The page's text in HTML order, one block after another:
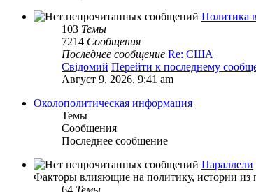
Политика
103 Темы
7214 Сообщения
Последнее сообщение Re: США
Свідомий Перейти к последнему
Август 9, 2026, 9:41 am
Околополитическая информация
Темы
Сообщения
Последнее сообщение
Параллели
Факторы влияющие на политику, истории из